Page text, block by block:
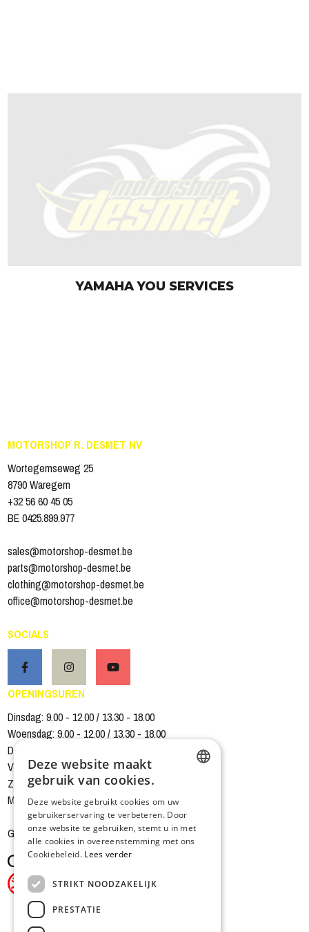
YAMAHA YOU SERVICES
MOTORSHOP R. DESMET NV
Wortegemseweg 25
8790 Waregem
+32 56 60 45 05
BE 0425.899.977
sales@motorshop-desmet.be
parts@motorshop-desmet.be
clothing@motorshop-desmet.be
office@motorshop-desmet.be
SOCIALS
OPENINGSUREN
Dinsdag: 9.00 - 12.00 / 13.30 - 18.00
Woensdag: 9.00 - 12.00 / 13.30 - 18.00
Donderdag: 9.00 - 12.00 / 13.30 - 18.00
Vrijdag: 9.00 - 12.00 / 13.30 - 18.00
Zaterdag: 9.00 - 12.00 / 13.30 - 16.00
Magazijn gesloten zaterdagnamiddag
Gesloten op zondag en maandag
FRENCH
Deze website maakt
gebruik van cookies.
Deze website gebruikt cookies om uw
gebruikerservaring te verbeteren. Door
onze website te gebruiken, stemt u in met
alle cookies in overeenstemming met ons
Cookiebeleid. Lees verder
STRIKT NOODZAKELIJK
PRESTATIE